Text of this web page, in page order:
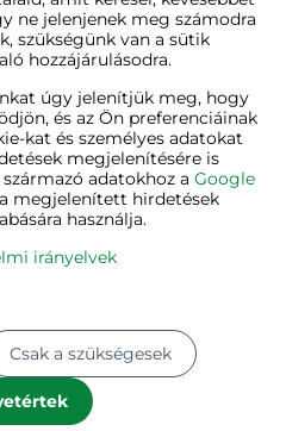
| Minden jog fenntartva
Adatvédelmi irányelvek
állapota
ne jelenjenek meg számodra
szükségünk van a sütik
hozzájárulásodra.
úgy jelenítjük meg, hogy
és az Ön preferenciáinak
kat és személyes adatokat
megjelenítésére is
adatokhoz a Google
megjelenített hirdetések
használja.
irányelvek
Csak a szükségesek